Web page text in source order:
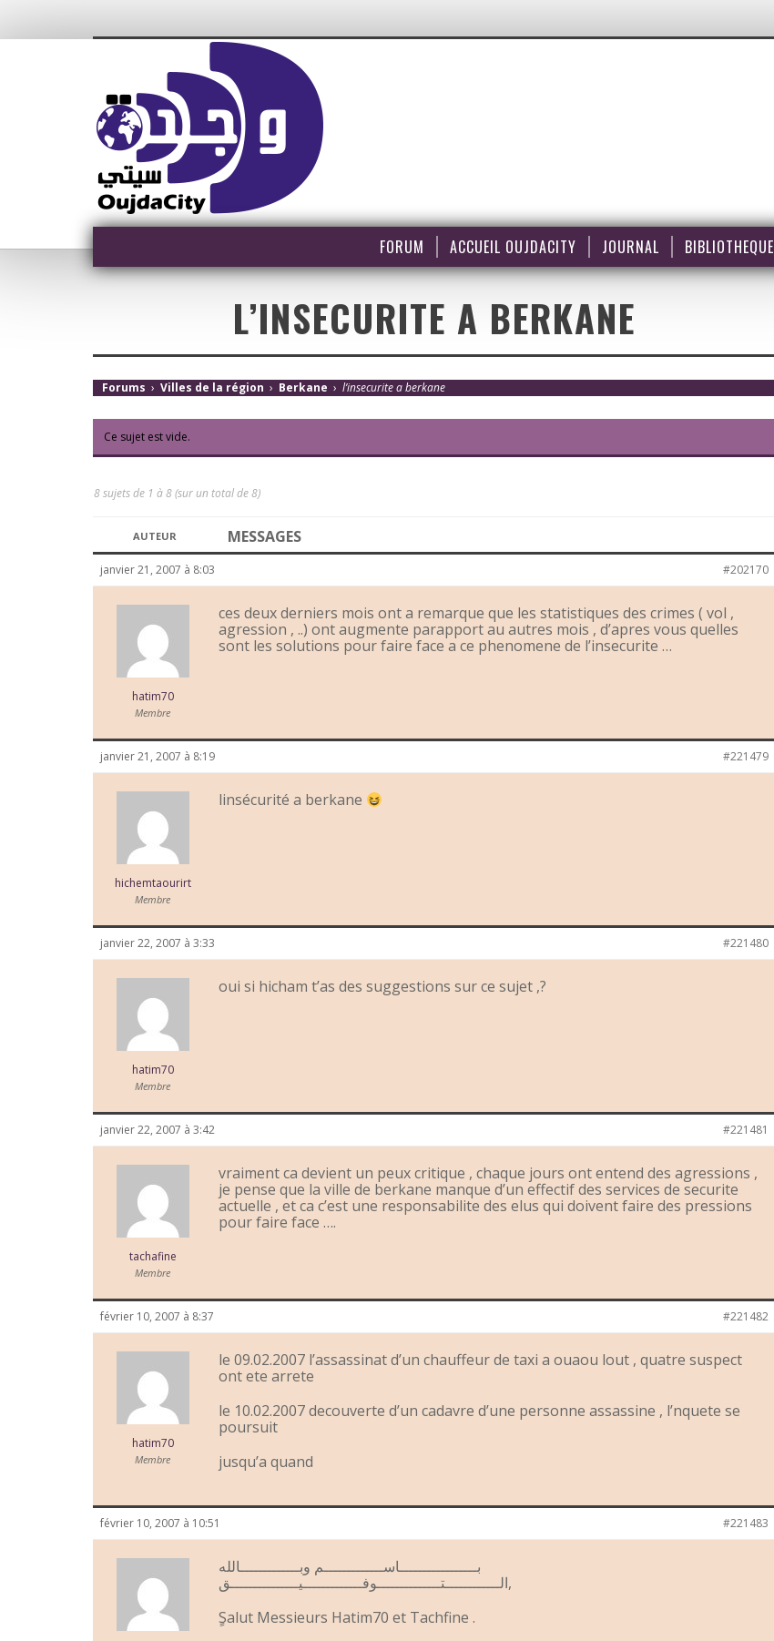
FORUM ACCUEIL OUJDACITY JOURNAL BIBLIOTHEQUE
L’INSECURITE A BERKANE
Forums › Villes de la région › Berkane › l’insecurite a berkane
Ce sujet est vide.
8 sujets de 1 à 8 (sur un total de 8)
AUTEUR MESSAGES
janvier 21, 2007 à 8:03 #202170
hatim70
Membre
ces deux derniers mois ont a remarque que les statistiques des crimes ( vol ,
agression , ..) ont augmente parapport au autres mois , d’apres vous quelles
sont les solutions pour faire face a ce phenomene de l’insecurite …
janvier 21, 2007 à 8:19 #221479
hichemtaourirt
Membre
linsécurité a berkane
janvier 22, 2007 à 3:33 #221480
hatim70
Membre
oui si hicham t’as des suggestions sur ce sujet ,?
janvier 22, 2007 à 3:42 #221481
tachafine
Membre
vraiment ca devient un peux critique , chaque jours ont entend des agressions ,
je pense que la ville de berkane manque d’un effectif des services de securite
actuelle , et ca c’est une responsabilite des elus qui doivent faire des pressions
pour faire face ….
février 10, 2007 à 8:37 #221482
hatim70
Membre
le 09.02.2007 l’assassinat d’un chauffeur de taxi a ouaou lout , quatre suspect
ont ete arrete
le 10.02.2007 decouverte d’un cadavre d’une personne assassine , l’nquete se
poursuit
jusqu’a quand
février 10, 2007 à 10:51 #221483
بـــــــــــــــــاســـــــــــــم وبـــــــــــــالله
الــــــــــــتــــــــــــــوفـــــــــــــيـــــــــــــــق,
ٍSalut Messieurs Hatim70 et Tachfine .